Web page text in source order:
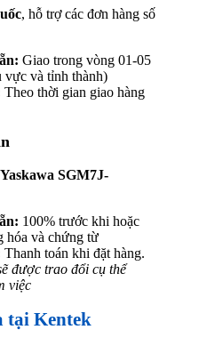
, hỗ trợ các đơn hàng số
Giao trong vòng 01-05
vực và tỉnh thành)
Theo thời gian giao hàng
SGM7J-
100% trước khi hoặc
hóa và chứng từ
Thanh toán khi đặt hàng.
được trao đổi cụ thể
việc
tại Kentek